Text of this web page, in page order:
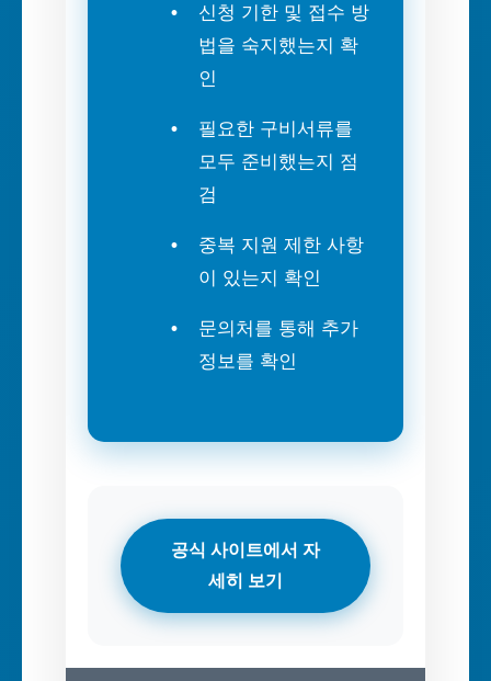
신청 기한 및 접수 방
법을 숙지했는지 확
인
필요한 구비서류를
모두 준비했는지 점
검
중복 지원 제한 사항
이 있는지 확인
문의처를 통해 추가
정보를 확인
공식 사이트에서 자
세히 보기